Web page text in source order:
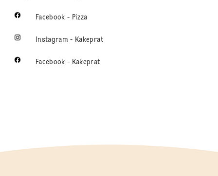
Facebook - Pizza
Instagram - Kakeprat
Facebook - Kakeprat